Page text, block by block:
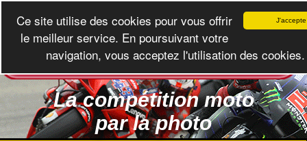
La compétition moto
par la photo
J'accepte
Ce site utilise des cookies pour vous offrir
le meilleur service. En poursuivant votre
navigation, vous acceptez l'utilisation des cookies.